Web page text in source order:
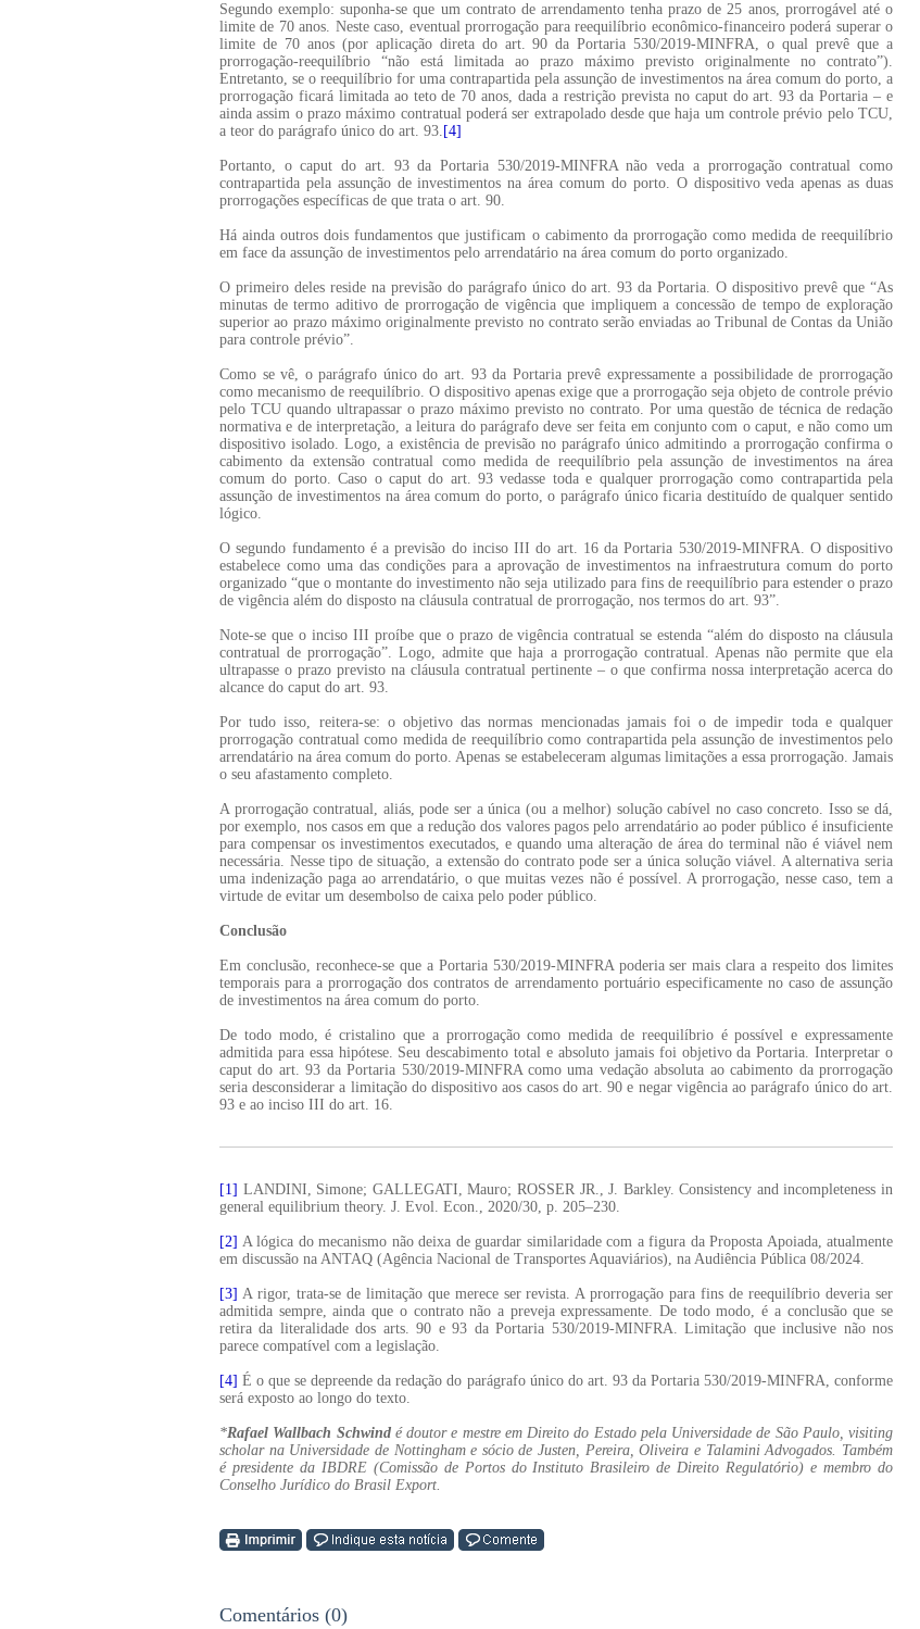
Segundo exemplo: suponha-se que um contrato de arrendamento tenha prazo de 25 anos, prorrogável até o
limite de 70 anos. Neste caso, eventual prorrogação para reequilíbrio econômico-financeiro poderá superar o
limite de 70 anos (por aplicação direta do art. 90 da Portaria 530/2019-MINFRA, o qual prevê que a
prorrogação-reequilíbrio “não está limitada ao prazo máximo previsto originalmente no contrato”).
Entretanto, se o reequilíbrio for uma contrapartida pela assunção de investimentos na área comum do porto, a
prorrogação ficará limitada ao teto de 70 anos, dada a restrição prevista no caput do art. 93 da Portaria – e
ainda assim o prazo máximo contratual poderá ser extrapolado desde que haja um controle prévio pelo TCU,
a teor do parágrafo único do art. 93. [4]
Portanto, o caput do art. 93 da Portaria 530/2019-MINFRA não veda a prorrogação contratual como
contrapartida pela assunção de investimentos na área comum do porto. O dispositivo veda apenas as duas
prorrogações específicas de que trata o art. 90.
Há ainda outros dois fundamentos que justificam o cabimento da prorrogação como medida de reequilíbrio
em face da assunção de investimentos pelo arrendatário na área comum do porto organizado.
O primeiro deles reside na previsão do parágrafo único do art. 93 da Portaria. O dispositivo prevê que “As
minutas de termo aditivo de prorrogação de vigência que impliquem a concessão de tempo de exploração
superior ao prazo máximo originalmente previsto no contrato serão enviadas ao Tribunal de Contas da União
para controle prévio”.
Como se vê, o parágrafo único do art. 93 da Portaria prevê expressamente a possibilidade de prorrogação
como mecanismo de reequilíbrio. O dispositivo apenas exige que a prorrogação seja objeto de controle prévio
pelo TCU quando ultrapassar o prazo máximo previsto no contrato. Por uma questão de técnica de redação
normativa e de interpretação, a leitura do parágrafo deve ser feita em conjunto com o caput, e não como um
dispositivo isolado. Logo, a existência de previsão no parágrafo único admitindo a prorrogação confirma o
cabimento da extensão contratual como medida de reequilíbrio pela assunção de investimentos na área
comum do porto. Caso o caput do art. 93 vedasse toda e qualquer prorrogação como contrapartida pela
assunção de investimentos na área comum do porto, o parágrafo único ficaria destituído de qualquer sentido
lógico.
O segundo fundamento é a previsão do inciso III do art. 16 da Portaria 530/2019-MINFRA. O dispositivo
estabelece como uma das condições para a aprovação de investimentos na infraestrutura comum do porto
organizado “que o montante do investimento não seja utilizado para fins de reequilíbrio para estender o prazo
de vigência além do disposto na cláusula contratual de prorrogação, nos termos do art. 93”.
Note-se que o inciso III proíbe que o prazo de vigência contratual se estenda “além do disposto na cláusula
contratual de prorrogação”. Logo, admite que haja a prorrogação contratual. Apenas não permite que ela
ultrapasse o prazo previsto na cláusula contratual pertinente – o que confirma nossa interpretação acerca do
alcance do caput do art. 93.
Por tudo isso, reitera-se: o objetivo das normas mencionadas jamais foi o de impedir toda e qualquer
prorrogação contratual como medida de reequilíbrio como contrapartida pela assunção de investimentos pelo
arrendatário na área comum do porto. Apenas se estabeleceram algumas limitações a essa prorrogação. Jamais
o seu afastamento completo.
A prorrogação contratual, aliás, pode ser a única (ou a melhor) solução cabível no caso concreto. Isso se dá,
por exemplo, nos casos em que a redução dos valores pagos pelo arrendatário ao poder público é insuficiente
para compensar os investimentos executados, e quando uma alteração de área do terminal não é viável nem
necessária. Nesse tipo de situação, a extensão do contrato pode ser a única solução viável. A alternativa seria
uma indenização paga ao arrendatário, o que muitas vezes não é possível. A prorrogação, nesse caso, tem a
virtude de evitar um desembolso de caixa pelo poder público.
Conclusão
Em conclusão, reconhece-se que a Portaria 530/2019-MINFRA poderia ser mais clara a respeito dos limites
temporais para a prorrogação dos contratos de arrendamento portuário especificamente no caso de assunção
de investimentos na área comum do porto.
De todo modo, é cristalino que a prorrogação como medida de reequilíbrio é possível e expressamente
admitida para essa hipótese. Seu descabimento total e absoluto jamais foi objetivo da Portaria. Interpretar o
caput do art. 93 da Portaria 530/2019-MINFRA como uma vedação absoluta ao cabimento da prorrogação
seria desconsiderar a limitação do dispositivo aos casos do art. 90 e negar vigência ao parágrafo único do art.
93 e ao inciso III do art. 16.
[1] LANDINI, Simone; GALLEGATI, Mauro; ROSSER JR., J. Barkley. Consistency and incompleteness in
general equilibrium theory. J. Evol. Econ., 2020/30, p. 205–230.
[2] A lógica do mecanismo não deixa de guardar similaridade com a figura da Proposta Apoiada, atualmente
em discussão na ANTAQ (Agência Nacional de Transportes Aquaviários), na Audiência Pública 08/2024.
[3] A rigor, trata-se de limitação que merece ser revista. A prorrogação para fins de reequilíbrio deveria ser
admitida sempre, ainda que o contrato não a preveja expressamente. De todo modo, é a conclusão que se
retira da literalidade dos arts. 90 e 93 da Portaria 530/2019-MINFRA. Limitação que inclusive não nos
parece compatível com a legislação.
[4] É o que se depreende da redação do parágrafo único do art. 93 da Portaria 530/2019-MINFRA, conforme
será exposto ao longo do texto.
*Rafael Wallbach Schwind é doutor e mestre em Direito do Estado pela Universidade de São Paulo, visiting
scholar na Universidade de Nottingham e sócio de Justen, Pereira, Oliveira e Talamini Advogados. Também
é presidente da IBDRE (Comissão de Portos do Instituto Brasileiro de Direito Regulatório) e membro do
Conselho Jurídico do Brasil Export.
Comentários (0)